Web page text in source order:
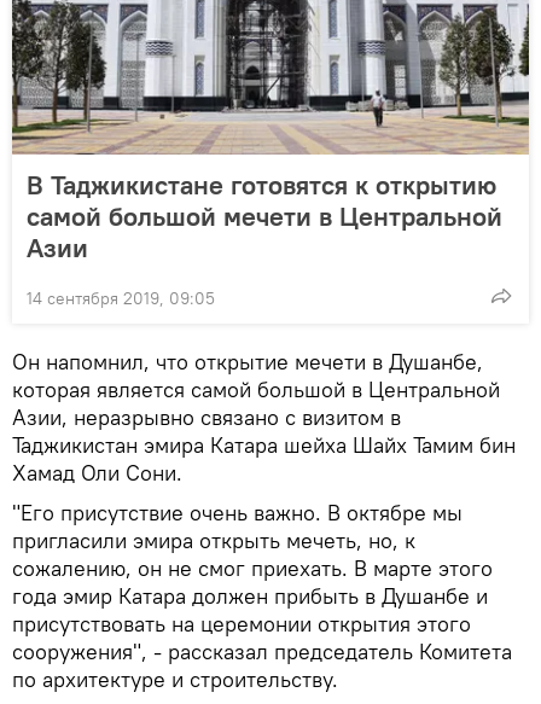
В Таджикистане готовятся к открытию
самой большой мечети в Центральной
Азии
14 сентября 2019, 09:05
Он напомнил, что открытие мечети в Душанбе,
которая является самой большой в Центральной
Азии, неразрывно связано с визитом в
Таджикистан эмира Катара шейха Шайх Тамим бин
Хамад Оли Сони.
"Его присутствие очень важно. В октябре мы
пригласили эмира открыть мечеть, но, к
сожалению, он не смог приехать. В марте этого
года эмир Катара должен прибыть в Душанбе и
присутствовать на церемонии открытия этого
сооружения", - рассказал председатель Комитета
по архитектуре и строительству.